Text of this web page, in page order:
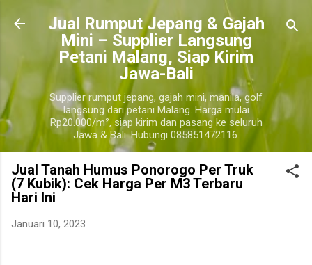
Langsung ke konten utama
​Jual Rumput Jepang & Gajah
Mini – Supplier Langsung
Petani Malang, Siap Kirim
Jawa-Bali
Supplier rumput jepang, gajah mini, manila, golf
langsung dari petani Malang. Harga mulai
Rp20.000/m², siap kirim dan pasang ke seluruh
Jawa & Bali. Hubungi 085851472116.
Jual Tanah Humus Ponorogo Per Truk
(7 Kubik): Cek Harga Per M3 Terbaru
Hari Ini
Januari 10, 2023